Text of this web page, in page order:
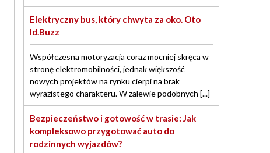
Elektryczny bus, który chwyta za oko. Oto
Id.Buzz
Współczesna motoryzacja coraz mocniej skręca w
stronę elektromobilności, jednak większość
nowych projektów na rynku cierpi na brak
wyrazistego charakteru. W zalewie podobnych [...]
Bezpieczeństwo i gotowość w trasie: Jak
kompleksowo przygotować auto do
rodzinnych wyjazdów?